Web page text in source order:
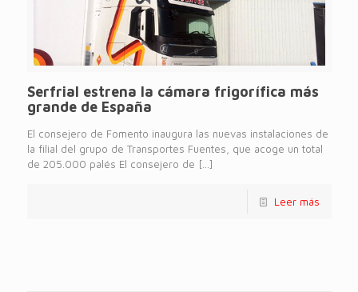
Serfrial estrena la cámara frigorífica más
grande de España
El consejero de Fomento inaugura las nuevas instalaciones de
la filial del grupo de Transportes Fuentes, que acoge un total
de 205.000 palés El consejero de […]
Leer más